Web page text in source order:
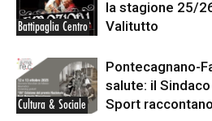
Battipaglia Centro
la stagione 25/
Valitutto
Cultura & Sociale
Pontecagnano-
salute: il
Sport